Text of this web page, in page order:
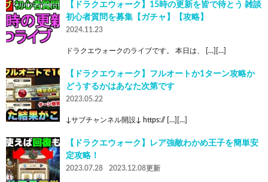
【ドラクエウォーク】15時の更新を皆で待とう 雑談
初心者質問を募集【ガチャ】【攻略】
2024.11.23
ドラクエウォークのライブです。 本日は、 […][…]
【ドラクエウォーク】フルオートか1ターン攻略か
どうするかはあなた次第です
2023.05.22
↓サブチャンネル開設↓ https:// […][…]
【ドラクエウォーク】レア強敵わかめ王子を簡単安
定攻略！
2023.07.28 2023.12.08更新